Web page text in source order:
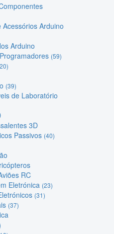
Arduino
Arduino
(59)
(39)
de Laboratório
3D
Passivos (40)
RC
Eletrónica (23)
(31)
(37)